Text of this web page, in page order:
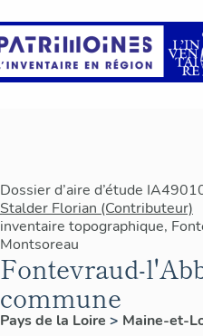
Dossier d’aire d’étude
Stalder Florian (Contributeur)
inventaire topographique,
Montsoreau
Fontevraud-
commune
Pays de la Loire > Maine-et-